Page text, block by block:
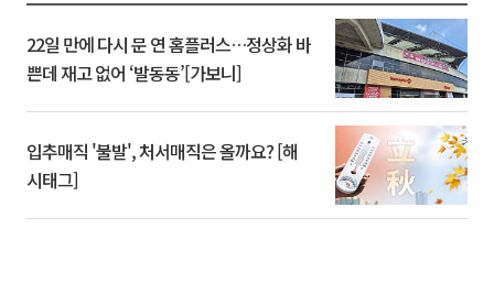
22일 만에 다시 문 연 홈플러스…정상화 바
쁜데 재고 없어 ‘발동동’[가보니]
입추매직 '불발', 처서매직은 올까요? [해
시태그]